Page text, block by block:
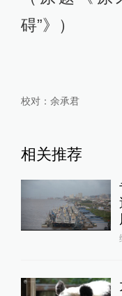
碍”》）
校对： 余承君
相关推荐